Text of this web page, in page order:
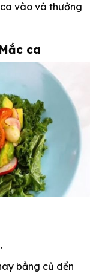
vào và thưởng
ca
bằng củ dền